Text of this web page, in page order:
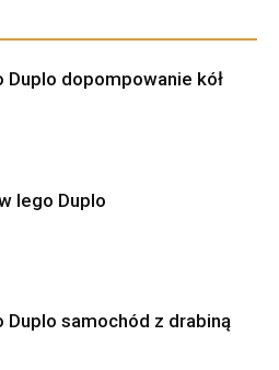
Duplo dopompowanie kół
lego Duplo
Duplo samochód z drabiną